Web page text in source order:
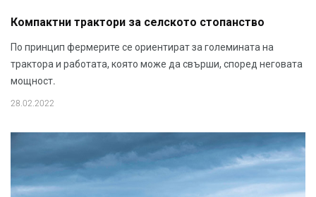
Компактни трактори за селското стопанство
По принцип фермерите се ориентират за големината на
трактора и работата, която може да свърши, според неговата
мощност.
28.02.2022